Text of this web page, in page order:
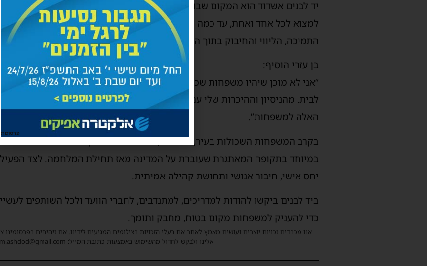
יד לבנים אשדוד הוא המקום שבו כל משפחה שכולה שאיבדה את היקר מכל צריכה
למצוא לכל אחד ואחת, עד כמה שניתן, פעילות או חוג שידבר אליהם, יעניק נחת,
התמיכה, הליווי והחיבוק בתוך הקהילה שלנו”.
בן עזרי הוסיף:
“אני לא מוכן שיהיו משפחות שכולות שישארו בבית לבד ואני אעשה כל מה
לבית. מהניסיון וההיכרות שלי עם המשפחות, היציאה הזו מעניקה נחת ורוגע
האלה למשפחות”.
בקרב המשפחות השכולות בעיר, מספרים, כי הפעילות בסניף הפכה עבור רבים
במיוחד בתקופה המאתגרת שעוברת על המדינה מאז תחילת המלחמה. לצד
יחס אישי, חיבור אנושי ותחושת קהילה אמיתית.
ביד לבנים ביקשו להודות למדריכים, למתנדבים, לחברי הוועד ולכל השותפים
כדי להעניק למשפחות מקום בטוח, מחבק ותומך.
אנו מכבדים זכויות יוצרים ועושים מאמץ לאתר את בעלי הזכויות בצילומים המגיעים לידינו. אם זיהיתים
אלינו ולבקש לחדול מהשימוש באמצעות כתובת המייל: haredim.ashdod@gmail.com
פרסומת